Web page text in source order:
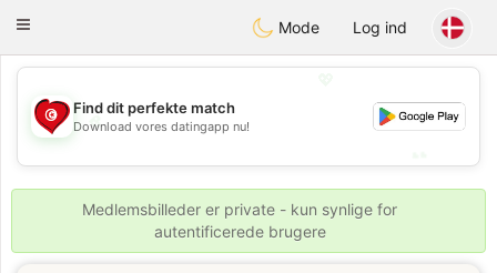
Tunisia Dating
Toggle
Mode Log ind
💖
💕
Find dit perfekte match
Download vores datingapp nu!
Medlemsbilleder er private - kun synlige for
autentificerede brugere